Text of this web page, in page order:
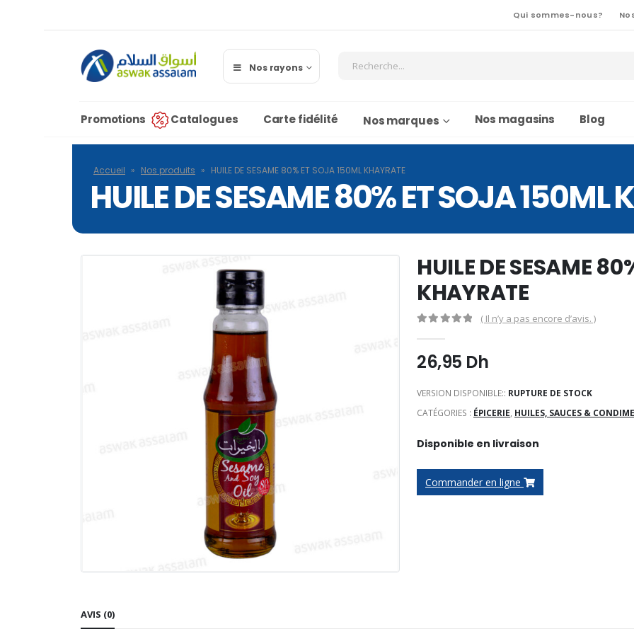
Qui sommes-nous?
Nos rayons
Promotions Catalogues Carte fidélité Nos marques Nos magasins Blog
Accueil » Nos produits » HUILE DE SESAME 80% ET SOJA 150ML KHAYRATE
HUILE DE SESAME 80% ET SOJA 150ML
HUILE DE SESAME
KHAYRATE
( Il n’y a pas encore d’avis. )
26,95 Dh
VERSION DISPONIBLE:: RUPTURE DE STOCK
CATÉGORIES : ÉPICERIE, HUILES, SAUCES &
Disponible en livraison
Commander en ligne
AVIS (0)